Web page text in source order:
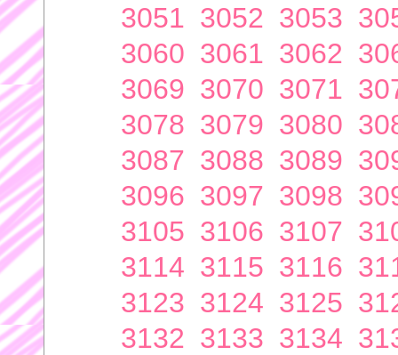
3051 3052 3053
3060 3061 3062
3069 3070 3071
3078 3079 3080
3087 3088 3089
3096 3097 3098
3105 3106 3107
3114 3115 3116
3123 3124 3125
3132 3133 3134